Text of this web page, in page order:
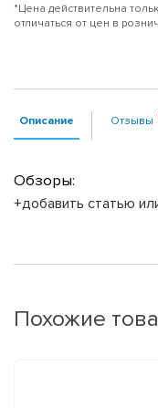
*Цена действительна
отличаться от цен в
Описание Отзывы
Обзоры:
+добавить статью
Похожие